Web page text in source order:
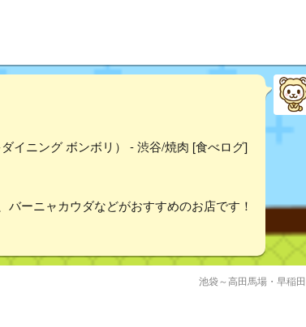
イニング ボンボリ） - 渋谷/焼肉 [食べログ]
ーニャカウダなどがおすすめのお店です！
池袋～高田馬場・早稲田